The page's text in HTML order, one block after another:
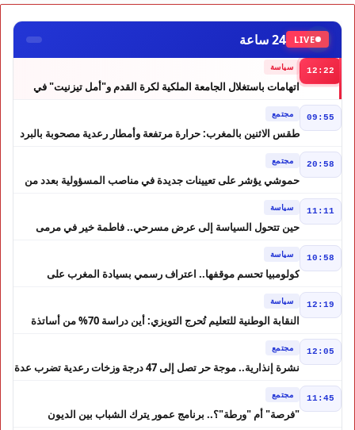
LIVE 24 ساعة
12:22 سياسة
اتهامات باستغلال الجامعة الملكية لكرة القدم و"أمل تيزنيت" في
09:55 مجتمع
طقس الاثنين بالمغرب: حرارة مرتفعة وأمطار رعدية مصحوبة بالبرد
20:58 مجتمع
حموشي يؤشر على تعيينات جديدة في مناصب المسؤولية بعدد من
11:11 سياسة
حين تتحول السياسة إلى عرض مسرحي.. فاطمة خير في مرمى
10:58 سياسة
كولومبيا تحسم موقفها.. اعتراف رسمي بسيادة المغرب على
12:19 سياسة
النقابة الوطنية للتعليم تُحرج التويزي: أين دراسة 70% من أساتذة
12:05 مجتمع
نشرة إنذارية.. موجة حر تصل إلى 47 درجة وزخات رعدية تضرب عدة
11:45 مجتمع
"فرصة" أم "ورطة"؟.. برنامج عمور يترك الشباب بين الديون